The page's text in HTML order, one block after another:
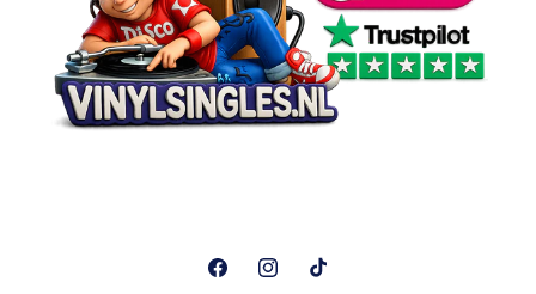
FacebookInstagramTikTok